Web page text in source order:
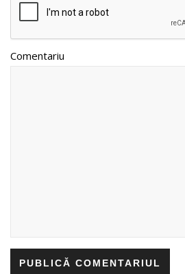
Comentariu